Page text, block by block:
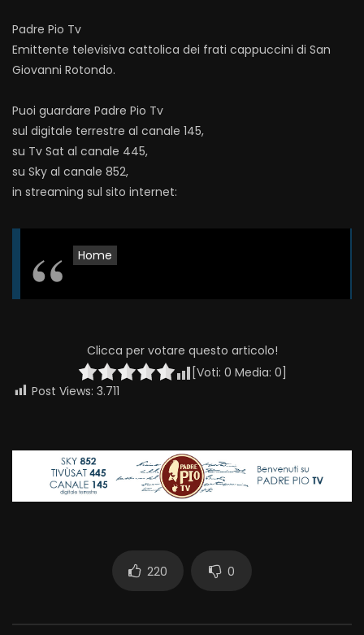
Padre Pio Tv
Emittente televisiva cattolica dei frati cappuccini di San
Giovanni Rotondo.
Puoi guardare Padre Pio Tv
sul digitale terrestre al canale 145,
su Tv Sat al canale 445,
su Sky al canale 852,
in streaming sul sito internet:
Home
Clicca per votare questo articolo!
[Voti: 0 Media: 0]
Post Views: 3.711
220 0